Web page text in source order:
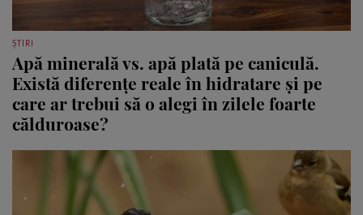
ȘTIRI
Apă minerală vs. apă plată pe caniculă.
Există diferențe reale în hidratare și pe
care ar trebui să o alegi în zilele foarte
călduroase?